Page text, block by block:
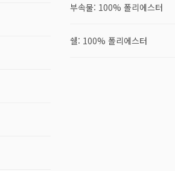
부속물: 100% 폴리에스터
쉘: 100% 폴리에스터